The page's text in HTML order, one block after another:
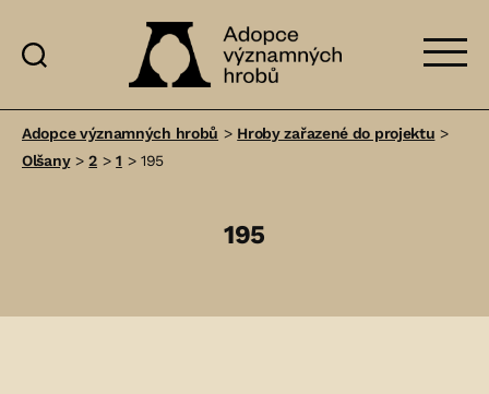
významných
Adopce významných hrobů > Hroby zařazené do projektu >
Olšany>2 >1 > 195
195